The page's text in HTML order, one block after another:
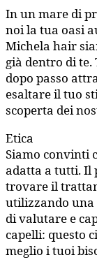
In un mare di
noi la tua oasi
Michela hair
già dentro di te.
dopo passo
esaltare il tuo
scoperta dei
Etica
Siamo convinti
adatta a tutti. Il
trovare il
utilizzando una
di valutare e
capelli: questo
meglio i tuoi